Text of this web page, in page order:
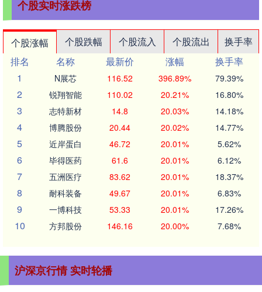
个股实时涨跌榜
个股涨幅 个股跌幅 个股流入 个股流出
换手率
排名
名称 最新价 涨幅
换手率
1
N展芯 116.52 396.89% 79.39%
2 锐翔智能 110.02 20.21% 16.80%
3 志特新材 14.8 20.03% 14.18%
4 博腾股份 20.44 20.02% 14.77%
5 近岸蛋白 46.72 20.01% 5.62%
6 毕得医药 61.6 20.01% 6.12%
7 五洲医疗 83.62 20.01% 18.37%
8 耐科装备 49.67 20.01% 6.83%
9 一博科技 53.33 20.01% 17.26%
10 方邦股份 146.16 20.00% 7.68%
沪深京行情 实时轮播